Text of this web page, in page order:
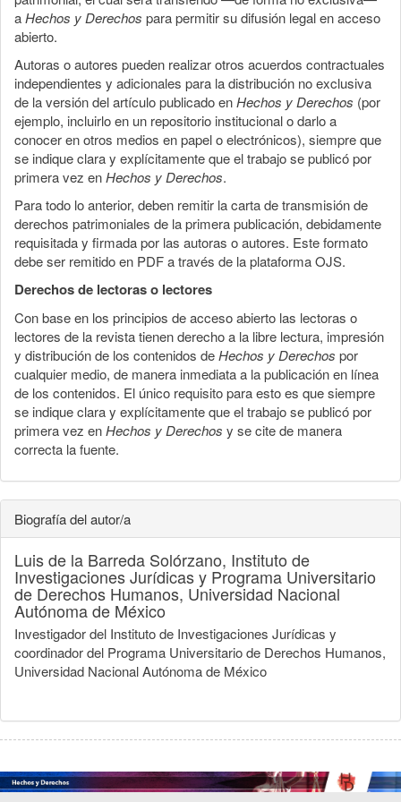
aHechos y Derechos para permitir su difusión legal en acceso
abierto.
Autoras o autores pueden realizar otros acuerdos contractuales
independientes y adicionales para la distribución no exclusiva
de la versión del artículo publicado enHechos y Derechos (por
ejemplo, incluirlo en un repositorio institucional o darlo a
conocer en otros medios en papel o electrónicos), siempre que
se indique clara y explícitamente que el trabajo se publicó por
primera vez enHechos y Derechos.
Para todo lo anterior, deben remitir la carta de transmisión de
derechos patrimoniales de la primera publicación, debidamente
requisitada y firmada por las autoras o autores. Este formato
debe ser remitido en PDF a través de la plataforma OJS.
Derechos de lectoras o lectores
Con base en los principios de acceso abierto las lectoras o
lectores de la revista tienen derecho a la libre lectura, impresión
y distribución de los contenidos deHechos y Derechos por
cualquier medio, de manera inmediata a la publicación en línea
de los contenidos. El único requisito para esto es que siempre
se indique clara y explícitamente que el trabajo se publicó por
primera vez enHechos y Derechos y se cite de manera
correcta la fuente.
Biografía del autor/a
Luis de la Barreda Solórzano, Instituto de
Investigaciones Jurídicas y Programa Universitario
de Derechos Humanos, Universidad Nacional
Autónoma de México
Investigador del Instituto de Investigaciones Jurídicas y
coordinador del Programa Universitario de Derechos Humanos,
Universidad Nacional Autónoma de México